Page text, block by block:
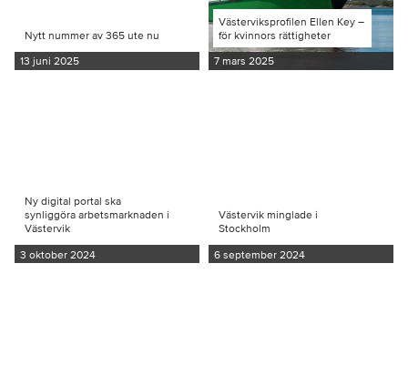
Nytt nummer av 365 ute nu
13 juni 2025
Västerviksprofilen Ellen Key –
för kvinnors rättigheter
7 mars 2025
Ny digital portal ska
synliggöra arbetsmarknaden i
Västervik
3 oktober 2024
Västervik minglade i
Stockholm
6 september 2024